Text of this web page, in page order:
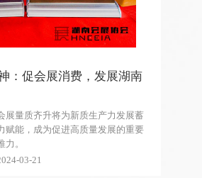
协会党支部开展“聚焦新质生产力·参
：促会展消费，发展湖南
展量质齐升将为新质生产力发展蓄
赋能，成为促进高质量发展的重要
力。
03-21